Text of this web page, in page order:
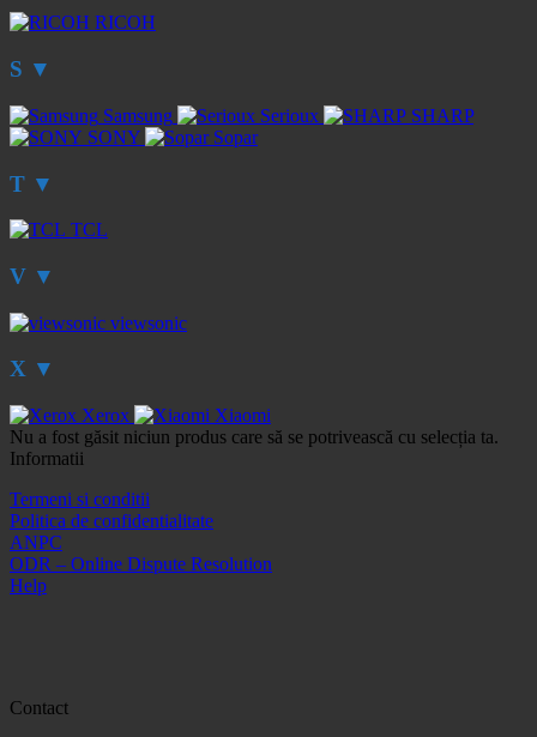
RICOH
S ▼
Samsung Serioux
SHARP
SONY
Sopar
T ▼
TCL
V ▼
viewsonic
X ▼
Xerox
Xiaomi
Nu a fost găsit niciun produs care să se potrivească cu selecția ta.
Informatii
Termeni si conditii
Politica de confidentialitate
ANPC
ODR – Online Dispute Resolution
Help
Contact